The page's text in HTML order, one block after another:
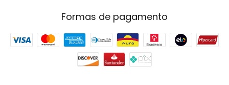
Formas de pagamento